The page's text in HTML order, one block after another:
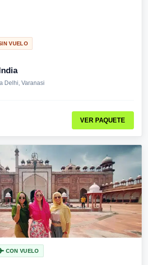
VUELO
Delhi, Varanasi
VER PAQUETE
CON VUELO